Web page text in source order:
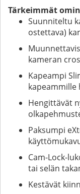
Tärkeimmät
Suunniteltu
ostettava)
kameran
Kapeampi
Hengittävät
Paksumpi
Cam-Lock-
tai selän
Kestävät